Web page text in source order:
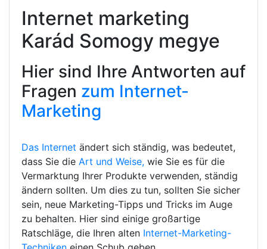
Internet marketing
Karád Somogy megye
Hier sind Ihre Antworten auf
Fragen zum Internet-
Marketing
Das Internet ändert sich ständig, was bedeutet,
dass Sie die Art und Weise, wie Sie es für die
Vermarktung Ihrer Produkte verwenden, ständig
ändern sollten. Um dies zu tun, sollten Sie sicher
sein, neue Marketing-Tipps und Tricks im Auge
zu behalten. Hier sind einige großartige
Ratschläge, die Ihren alten Internet-Marketing-